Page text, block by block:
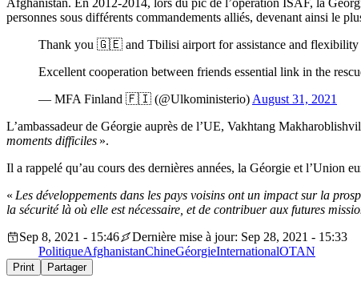
Afghanistan. En 2012-2014, lors du pic de l’opération ISAF, la
personnes sous différents commandements alliés, devenant ainsi le
Thank you 🇬🇪 and Tbilisi airport for assistance and
Excellent cooperation between friends essential link in the
— MFA Finland 🇫🇮 (@Ulkoministerio) August 31, 2021
L’ambassadeur de Géorgie auprès de l’UE, Vakhtang
moments difficiles ».
Il a rappelé qu’au cours des dernières années, la Géorgie et
« Les développements dans les pays voisins ont un impact sur la
la sécurité là où elle est nécessaire, et de contribuer aux futures
Sep 8, 2021 - 15:46
Dernière mise à jour: Sep 28, 2021 - 15:33
PolitiqueAfghanistanChineGéorgieInternationalOTAN
Print Partager